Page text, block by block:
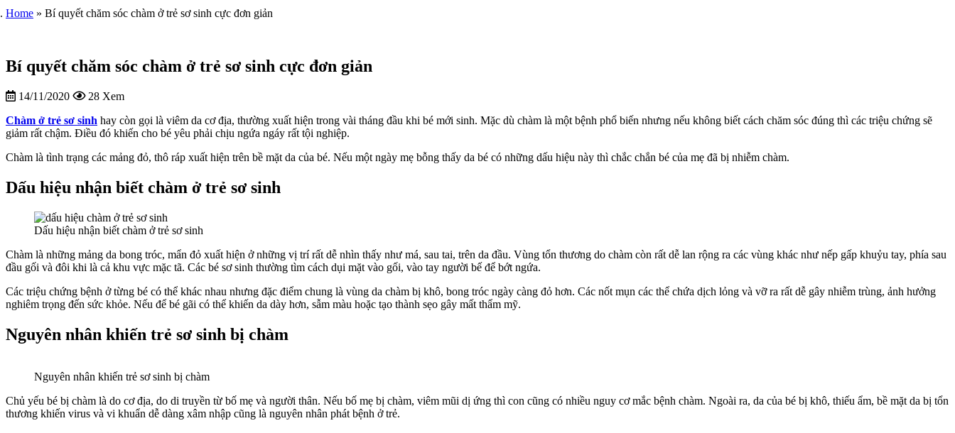
Home » Bí quyết chăm sóc chàm ở trẻ sơ sinh cực đơn giản
Bí quyết chăm sóc chàm ở trẻ sơ sinh cực đơn giản
14/11/2020 28 Xem
Chàm ở trẻ sơ sinh hay còn gọi là viêm da cơ địa, thường xuất hiện trong vài tháng đầu khi bé mới sinh. Mặc dù chàm là một bệnh phổ biến nhưng nếu không biết cách chăm sóc đúng thì các triệu chứng sẽ
giảm rất chậm. Điều đó khiến cho bé yêu phải chịu ngứa ngáy rất tội nghiệp.
Chàm là tình trạng các mảng đỏ, thô ráp xuất hiện trên bề mặt da của bé. Nếu một ngày mẹ bỗng thấy da bé có những dấu hiệu này thì chắc chắn bé của mẹ đã bị nhiễm chàm.
Dấu hiệu nhận biết chàm ở trẻ sơ sinh
Dấu hiệu nhận biết chàm ở trẻ sơ sinh
Chàm là những mảng da bong tróc, mẩn đỏ xuất hiện ở những vị trí rất dễ nhìn thấy như má, sau tai, trên da đầu. Vùng tổn thương do chàm còn rất dễ lan rộng ra các vùng khác như nếp gấp khuỷu tay, phía sau
đầu gối và đôi khi là cả khu vực mặc tã. Các bé sơ sinh thường tìm cách dụi mặt vào gối, vào tay người bế để bớt ngứa.
Các triệu chứng bệnh ở từng bé có thể khác nhau nhưng đặc điểm chung là vùng da chàm bị khô, bong tróc ngày càng đỏ hơn. Các nốt mụn các thể chứa dịch lỏng và vỡ ra rất dễ gây nhiễm trùng, ảnh hưởng
nghiêm trọng đến sức khỏe. Nếu để bé gãi có thể khiến da dày hơn, sẫm màu hoặc tạo thành sẹo gây mất thẩm mỹ.
Nguyên nhân khiến trẻ sơ sinh bị chàm
Nguyên nhân khiến trẻ sơ sinh bị chàm
Chủ yếu bé bị chàm là do cơ địa, do di truyền từ bố mẹ và người thân. Nếu bố mẹ bị chàm, viêm mũi dị ứng thì con cũng có nhiều nguy cơ mắc bệnh chàm. Ngoài ra, da của bé bị khô, thiếu ẩm, bề mặt da bị tổn
thương khiến virus và vi khuẩn dễ dàng xâm nhập cũng là nguyên nhân phát bệnh ở trẻ.